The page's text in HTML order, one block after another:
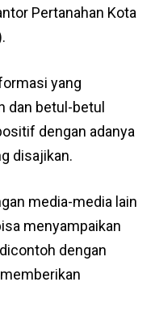
Pertanahan Kota
yang
dan betul-betul
dengan adanya
disajikan.
media-media lain
menyampaikan
dengan